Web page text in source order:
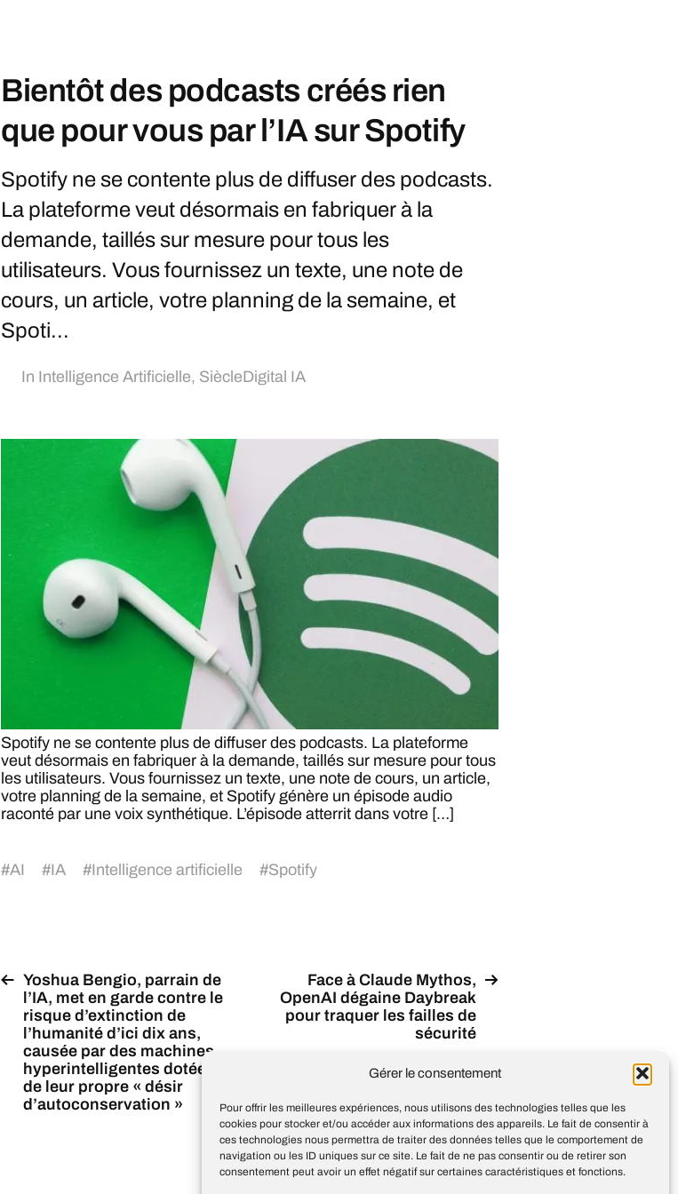
Gérer le consentement
Pour offrir les meilleures expériences, nous utilisons des technologies telles que les
cookies pour stocker et/ou accéder aux informations des appareils. Le fait de consentir à
ces technologies nous permettra de traiter des données telles que le comportement de
navigation ou les ID uniques sur ce site. Le fait de ne pas consentir ou de retirer son
consentement peut avoir un effet négatif sur certaines caractéristiques et fonctions.
Bientôt des podcasts créés rien
que pour vous par l’IA sur Spotify
Spotify ne se contente plus de diffuser des podcasts.
La plateforme veut désormais en fabriquer à la
demande, taillés sur mesure pour tous les
utilisateurs. Vous fournissez un texte, une note de
cours, un article, votre planning de la semaine, et
Spoti...
In Intelligence Artificielle, SiècleDigital IA
Spotify ne se contente plus de diffuser des podcasts. La plateforme
veut désormais en fabriquer à la demande, taillés sur mesure pour tous
les utilisateurs. Vous fournissez un texte, une note de cours, un article,
votre planning de la semaine, et Spotify génère un épisode audio
raconté par une voix synthétique. L’épisode atterrit dans votre […]
#AI #IA #Intelligence artificielle #Spotify
Yoshua Bengio, parrain de
l’IA, met en garde contre le
risque d’extinction de
l’humanité d’ici dix ans,
causée par des machines
hyperintelligentes dotées
de leur propre « désir
d’autoconservation »
Face à Claude Mythos,
OpenAI dégaine Daybreak
pour traquer les failles de
sécurité